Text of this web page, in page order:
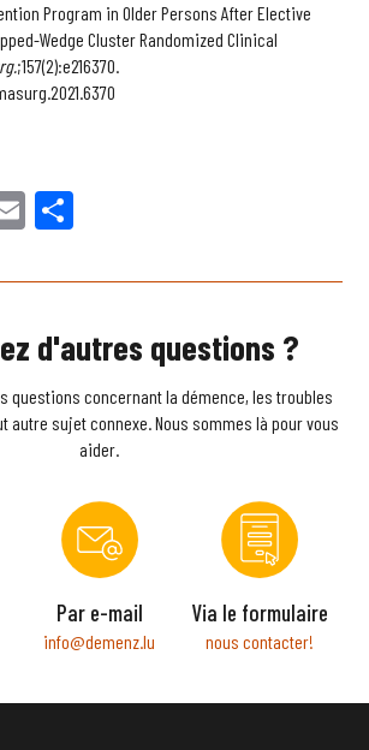
Program in Older Persons After Elective
Wedge Cluster Randomized Clinical
;157(2):e216370.
Email
d'autres questions ?
questions concernant la démence, les troubles
autre sujet connexe. Nous sommes là pour vous
aider.
Par e-mail
info@demenz.lu
Via le formulaire
nous contacter!